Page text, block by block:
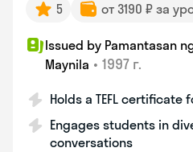
5 от 3190 ₽ за
Issued by Pamantasan
Maynila • 1997 г.
Holds a TEFL certificate
Engages students in
conversations